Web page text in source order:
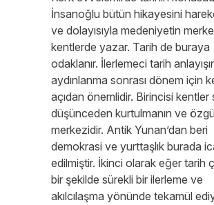
İnsanoğlu bütün hikayesini
ve dolayısıyla medeniyetin
kentlerde yazar. Tarih de buraya
odaklanır. İlerlemeci tarih
aydınlanma sonrası dönem için
açıdan önemlidir. Birincisi kentler
düşünceden kurtulmanın ve
merkezidir. Antik Yunan’dan beri
demokrasi ve yurttaşlık burada
edilmiştir. İkinci olarak eğer tarih
bir şekilde sürekli bir ilerleme ve
akılcılaşma yönünde tekamül